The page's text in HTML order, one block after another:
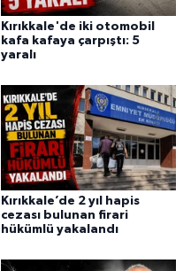
Kırıkkale'de iki otomobil
kafa kafaya çarpıştı: 5
yaralı
Kırıkkale’de 2 yıl hapis
cezası bulunan firari
hükümlü yakalandı